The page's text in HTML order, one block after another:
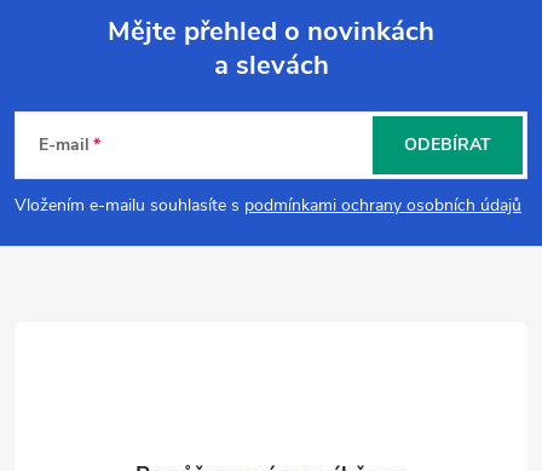
p
a
Mějte přehled o novinkách
a slevách
E-mail
Vložením e-mailu souhlasíte s podmínkami ochrany osobních údajů
ODEBÍRAT